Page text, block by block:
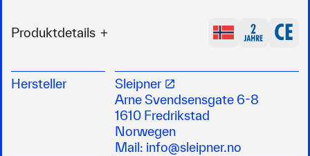
Produktdetails
Propeller
Verbesserte Schubkraft und effizienteres
Passend für ältere Sleipner Bugstrahlruder
Hersteller
Sleipner
Arne Svendsensgate 6-8
1610 Fredrikstad
Norwegen
Mail: info@sleipner.no